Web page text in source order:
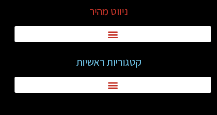
ניווט מהיר
קטגוריות ראשיות